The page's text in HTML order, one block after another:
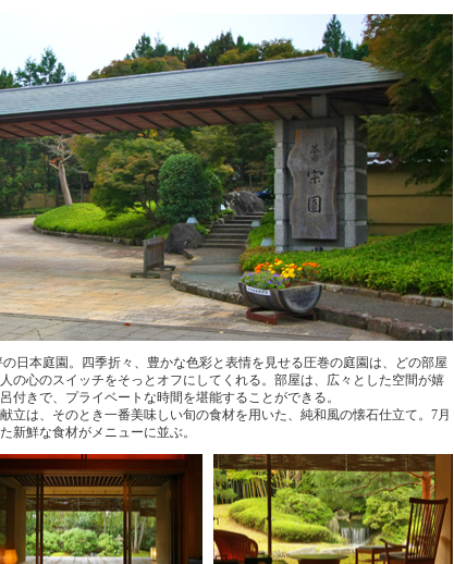
日本庭園。四季折々、豊かな色彩と表情を見せる圧巻の庭園は、どの部屋
の心のスイッチをそっとオフにしてくれる。部屋は、広々とした空間が嬉
付きで、プライベートな時間を堪能することができる。
立は、そのとき一番美味しい旬の食材を用いた、純和風の懐石仕立て。7月
新鮮な食材がメニューに並ぶ。